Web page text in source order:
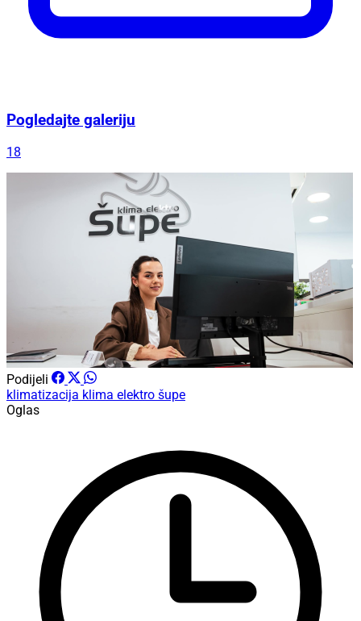
Pogledajte galeriju
18
Podijeli
klimatizacija klima elektro šupe
Oglas